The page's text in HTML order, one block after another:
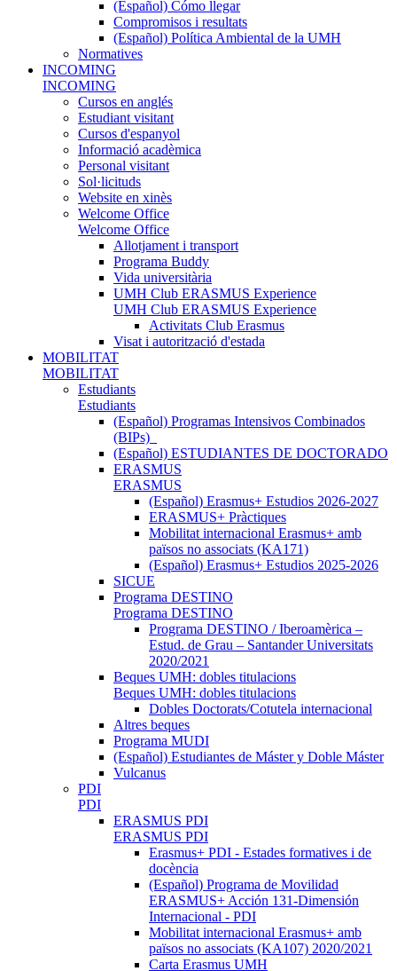
(Español) Cómo llegar
Compromisos i resultats
(Español) Política Ambiental de la UMH
Normatives
INCOMING
INCOMING
Cursos en anglés
Estudiant visitant
Cursos d'espanyol
Informació acadèmica
Personal visitant
Sol·licituds
Website en xinès
Welcome Office
Welcome Office
Allotjament i transport
Programa Buddy
Vida universitària
UMH Club ERASMUS Experience
UMH Club ERASMUS Experience
Activitats Club Erasmus
Visat i autorització d'estada
MOBILITAT
MOBILITAT
Estudiants
Estudiants
(Español) Programas Intensivos Combinados
(BIPs)_
(Español) ESTUDIANTES DE DOCTORADO
ERASMUS
ERASMUS
(Español) Erasmus+ Estudios 2026-2027
ERASMUS+ Pràctiques
Mobilitat internacional Erasmus+ amb
països no associats (KA171)
(Español) Erasmus+ Estudios 2025-2026
SICUE
Programa DESTINO
Programa DESTINO
Programa DESTINO / Iberoamèrica –
Estud. de Grau – Santander Universitats
2020/2021
Beques UMH: dobles titulacions
Beques UMH: dobles titulacions
Dobles Doctorats/Cotutela internacional
Altres beques
Programa MUDI
(Español) Estudiantes de Máster y Doble Máster
Vulcanus
PDI
PDI
ERASMUS PDI
ERASMUS PDI
Erasmus+ PDI - Estades formatives i de
docència
(Español) Programa de Movilidad
ERASMUS+ Acción 131-Dimensión
Internacional - PDI
Mobilitat internacional Erasmus+ amb
països no associats (KA107) 2020/2021
Carta Erasmus UMH